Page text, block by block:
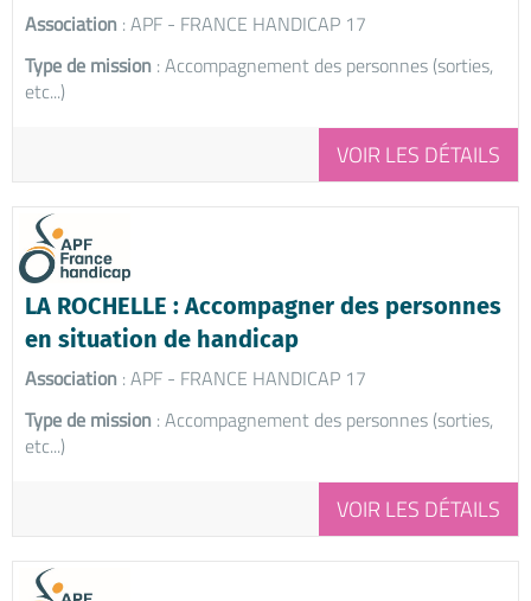
Association : APF - FRANCE HANDICAP 17
Type de mission : Accompagnement des personnes (sorties,
etc...)
VOIR LES DÉTAILS
LA ROCHELLE : Accompagner des personnes
en situation de handicap
Association : APF - FRANCE HANDICAP 17
Type de mission : Accompagnement des personnes (sorties,
etc...)
VOIR LES DÉTAILS